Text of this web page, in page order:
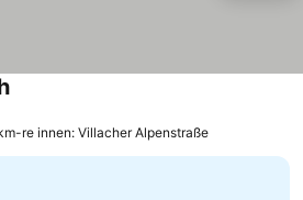
re innen: Villacher Alpenstraße